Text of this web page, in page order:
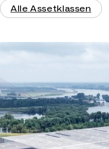
Alle Assetklassen